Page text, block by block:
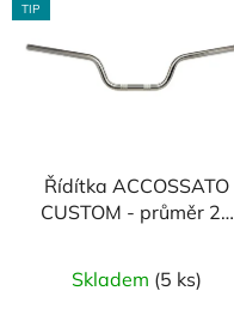
TIP
Řídítka ACCOSSATO
CUSTOM - průměr 22
hodnocení
Skladem (5 ks)